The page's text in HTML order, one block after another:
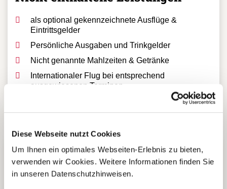
Diese Webseite nutzt Cookies
Um Ihnen ein optimales Webseiten-Erlebnis zu bieten,
verwenden wir Cookies. Weitere Informationen finden Sie
in unseren Datenschutzhinweisen.
Nicht enthaltene Leistungen
als optional gekennzeichnete Ausflüge &
Eintrittsgelder
Persönliche Ausgaben und Trinkgelder
Nicht genannte Mahlzeiten & Getränke
5 Gründe warum Sie mit Ihrer